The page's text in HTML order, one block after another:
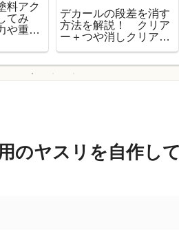
料アク
てみ
や重ね
デカールの段差を消す
方法を解説！ クリア
ー＋つや消しクリアー
のヤスリを自作し